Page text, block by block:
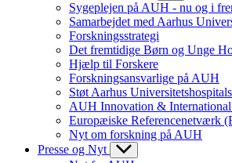
Sygeplejen på AUH - nu og i
Samarbejdet med Aarhus
Forskningsstrategi
Det fremtidige Børn og Unge
Hjælp til Forskere
Forskningsansvarlige på AUH
Støt Aarhus
AUH Innovation &
Europæiske Referencenetværk
Nyt om forskning på AUH
Presse og Nyt